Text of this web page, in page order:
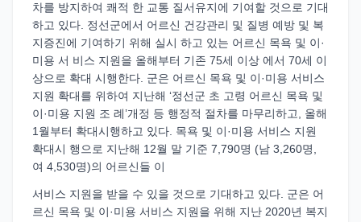
차를 방지하여 쾌적 한 교통 질서유지에 기여할 것으로 기대
하고 있다. 정선군에서 어르신 건강관리 및 질병 예방 및 복
지증진에 기여하기 위해 실시 하고 있는 어르신 목욕 및 이·
미용 서 비스 지원을 올해부터 기존 75세 이상 에서 70세 이
상으로 확대 시행한다. 군은 어르신 목욕 및 이·미용 서비스
지원 확대를 위하여 지난해 ‘정선군 초 고령 어르신 목욕 및
이·미용 지원 조 례’개정 등 행정적 절차를 마무리하고, 올해
1월부터 확대시행하고 있다. 목욕 및 이·미용 서비스 지원
확대시 행으로 지난해 12월 말 기준 7,790명 (남 3,260명,
여 4,530명)의 어르신들 이
서비스 지원을 받을 수 있을 것으로 기대하고 있다. 군은 어
르신 목욕 및 이·미용 서비스 지원을 위해 지난 2020년 복지